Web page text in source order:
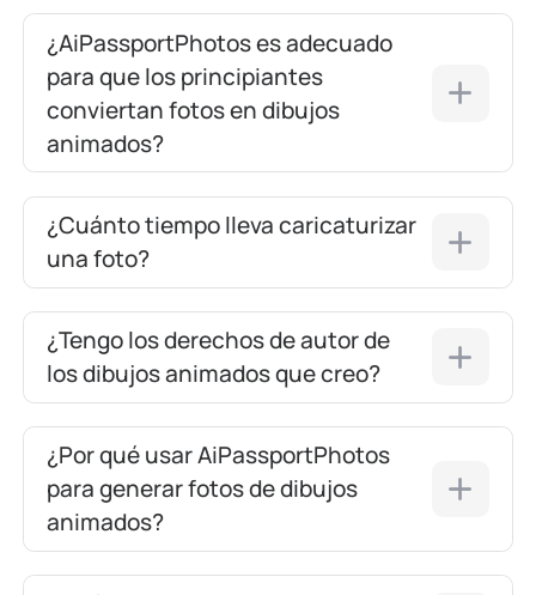
¿AiPassportPhotos es adecuado
para que los principiantes
conviertan fotos en dibujos
animados?
¿Cuánto tiempo lleva caricaturizar
una foto?
¿Tengo los derechos de autor de
los dibujos animados que creo?
¿Por qué usar AiPassportPhotos
para generar fotos de dibujos
animados?